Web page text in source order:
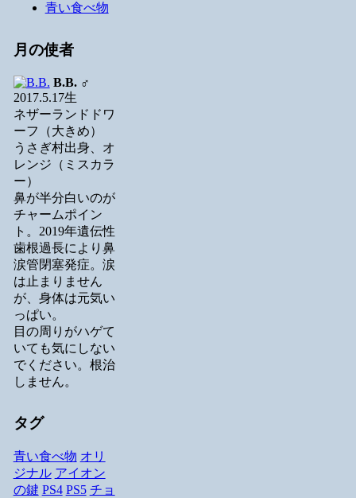
青い食べ物
月の使者
B.B.♂
2017.5.17生
ネザーランドドワ
ーフ（大きめ）
うさぎ村出身、オ
レンジ（ミスカラ
ー）
鼻が半分白いのが
チャームポイン
ト。2019年遺伝性
歯根過長により鼻
涙管閉塞発症。涙
は止まりません
が、身体は元気い
っぱい。
目の周りがハゲて
いても気にしない
でください。根治
しません。
タグ
青い食べ物 オリ
ジナル アイオン
の鍵 PS4 PS5 チョ